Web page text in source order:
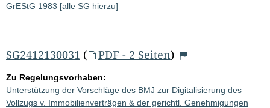
GrEStG 1983 [alle SG hierzu]
SG2412130031 ( PDF - 2 Seiten)
Zu Regelungsvorhaben:
Unterstützung der Vorschläge des BMJ zur Digitalisierung des
Vollzugs v. Immobilienverträgen & der gerichtl. Genehmigungen